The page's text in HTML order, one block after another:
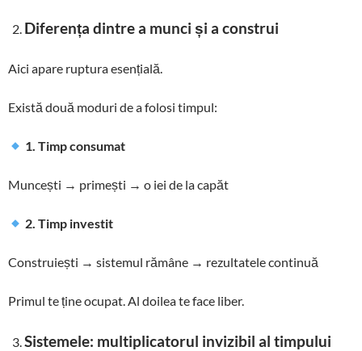
Diferența dintre a munci și a construi
Aici apare ruptura esențială.
Există două moduri de a folosi timpul:
1. Timp consumat
Muncești → primești → o iei de la capăt
2. Timp investit
Construiești → sistemul rămâne → rezultatele continuă
Primul te ține ocupat. Al doilea te face liber.
Sistemele: multiplicatorul invizibil al timpului